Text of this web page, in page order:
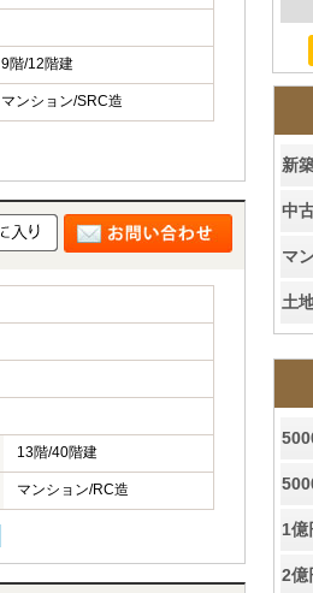
9階/12階建
マンション/SRC造
13階/40階建
マンション/RC造
新
中
マ
土
1億
2億